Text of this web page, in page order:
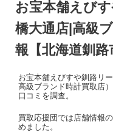
お宝本舗えび
橋大通店|高級
報【北海道釧路
お宝本舗えびすや釧路リ
高級ブランド時計買取店
口コミを調査。
買取応援団では店舗情報
めました。